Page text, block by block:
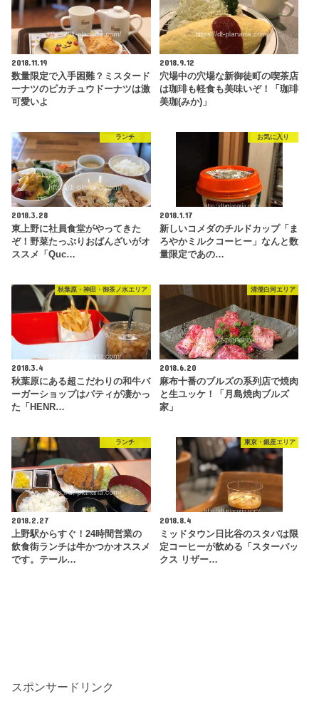
2018.11.19
数量限定で入手困難？ミスタード
ーナツのピカチュウドーナツは激
可愛いよ
2018.9.12
穴場中の穴場な新御徒町の喫茶店
は珈琲も軽食も美味いぞ！「珈琲
美珈(みか)」
ランチ
2018.3.28
東上野に社員食堂がやってきた
ぞ！野菜たっぷりおばんざいがオ
ススメ「Quc…
お気に入り
2018.1.17
新しいコメダのチルドカップ「ま
ろやかミルクコーヒー」なんと数
量限定であの…
秋葉原・神田・御茶ノ水エリア
2018.3.4
秋葉原にある超こだわりの和牛バ
ーガーショップはパティが凄かっ
た「HENR…
清澄白河エリア
2018.6.20
麻布十番のブルズの系列店で焼肉
と生ユッケ！「月島焼肉ブルズ
家」
ランチ
2018.2.27
上野駅からすぐ！24時間営業の
飲食街ランチは牛かつかオススメ
です。テール…
東京・銀座エリア
2018.8.4
ミッドタウン日比谷のスタバは限
定コーヒーが飲める「スターバッ
クス リザー…
スポンサードリンク